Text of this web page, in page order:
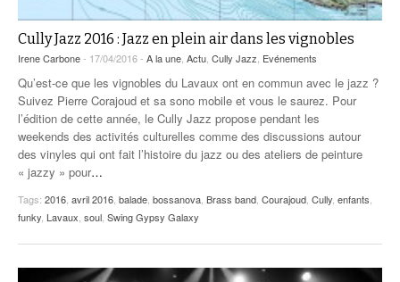
Cully Jazz 2016 : Jazz en plein air dans les vignobles
Irene Carbone- 17/04/2016 - A la une Actu Cully Jazz Evénements
Qu’est-ce que les vignobles du Lavaux ont en commun avec le jazz ?
Suivez Pierre Corajoud et sa sono mobile et vous le saurez. Pour
l’édition de cette année, le Cully Jazz propose pendant les
weekends des activités culturelles comme des discussions autour
des vinyles qui ont fait l’histoire du jazz ou des ateliers de peinture
« jazzy » pour…
Tags: 2016 avril 2016 balade bossanova Brass band Courajoud Cully enfants
funky Lavaux soul Swing Gypsy Galaxy